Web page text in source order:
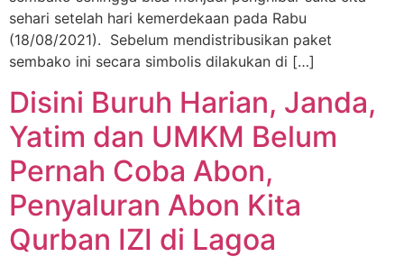
sehari setelah hari kemerdekaan pada Rabu
(18/08/2021). Sebelum mendistribusikan paket
sembako ini secara simbolis dilakukan di […]
Disini Buruh Harian, Janda,
Yatim dan UMKM Belum
Pernah Coba Abon,
Penyaluran Abon Kita
Qurban IZI di Lagoa